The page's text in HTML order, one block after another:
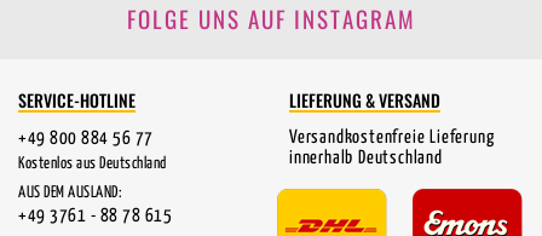
FOLGE UNS AUF INSTAGRAM
SERVICE-HOTLINE
+49 800 884 56 77
Kostenlos aus Deutschland
AUS DEM AUSLAND:
+49 3761 - 88 78 615
LIEFERUNG & VERSAND
Versandkostenfreie Lieferung
innerhalb Deutschland